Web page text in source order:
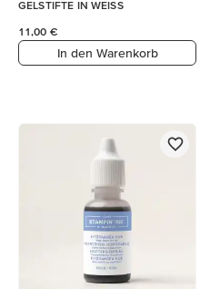
GELSTIFTE IN WEISS
11,00 €
In den Warenkorb